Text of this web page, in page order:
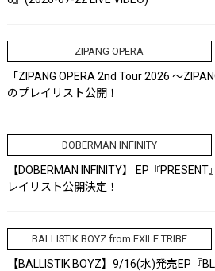
ZIPANG OPERA
「ZIPANG OPERA 2nd Tour 2026 ～
のプレイリスト公開！
DOBERMAN INFINITY
【DOBERMAN INFINITY】 EP『
レイリスト公開決定！
BALLISTIK BOYZ from EXILE TRIBE
【BALLISTIK BOYZ】9/16(水)発売EP『